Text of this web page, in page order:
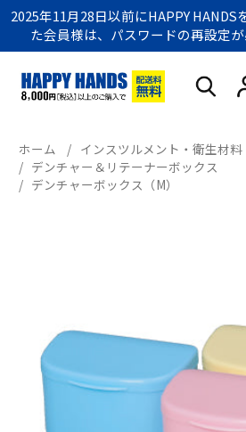
2025年11月28日以前にHAPPY
た会員様は、パスワードの再設定が
ホーム / インスツルメント・衛生材料
/ デンチャー＆リテーナーボックス
/ デンチャーボックス（M）